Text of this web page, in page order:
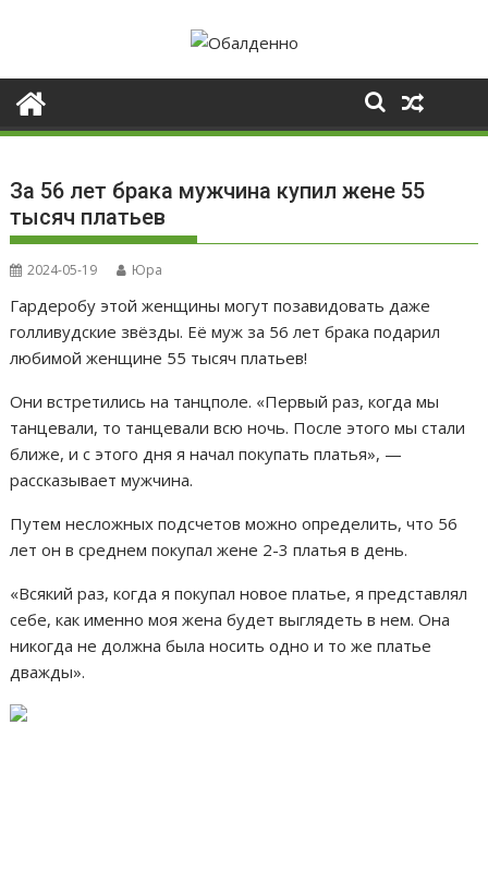
За 56 лет брака мужчина купил жене 55
тысяч платьев
2024-05-19 Юра
Гардеробу этой женщины могут позавидовать даже
голливудские звёзды. Её муж за 56 лет брака подарил
любимой женщине 55 тысяч платьев!
Они встретились на танцполе. «Первый раз, когда мы
танцевали, то танцевали всю ночь. После этого мы стали
ближе, и с этого дня я начал покупать платья», —
рассказывает мужчина.
Путем несложных подсчетов можно определить, что 56
лет он в среднем покупал жене 2-3 платья в день.
«Всякий раз, когда я покупал новое платье, я представлял
себе, как именно моя жена будет выглядеть в нем. Она
никогда не должна была носить одно и то же платье
дважды».